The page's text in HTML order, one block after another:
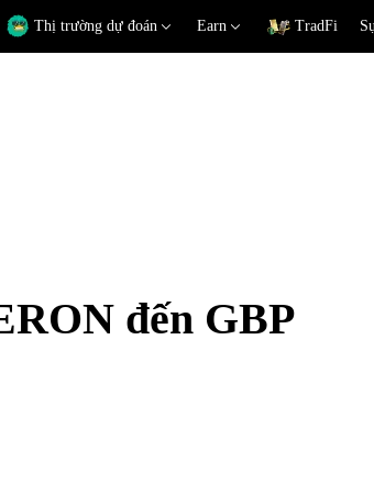
Thị trường dự đoán Earn TradFi
đến GBP